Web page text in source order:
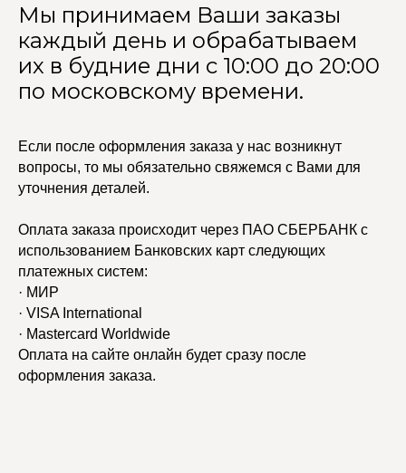
Мы принимаем Ваши заказы
каждый день и обрабатываем
их в будние дни с 10:00 до 20:00
по московскому времени.
Если после оформления заказа у нас возникнут
вопросы, то мы обязательно свяжемся с Вами для
уточнения деталей.
Оплата заказа происходит через ПАО СБЕРБАНК с
использованием Банковских карт следующих
платежных систем:
· МИР
· VISA International
· Mastercard Worldwide
Оплата на сайте онлайн будет сразу после
оформления заказа.